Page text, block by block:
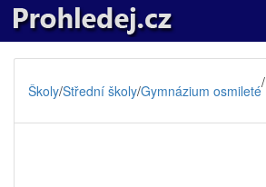
Školy/Střední školy/Gymnázium osmileté/